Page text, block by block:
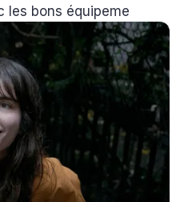
les bons équipeme